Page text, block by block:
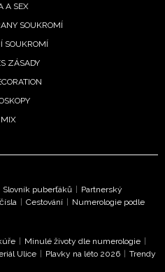
s
seZásadami
Extra s.r.o. bude s
A SEX
SOUKROMÍ
SOUKROMÍ
ZÁSADY
MIX
Slovník puberťáků | Partnerský
| Cestování | Numerologie podle
| Minulé životy dle numerologie |
Ulice | Plavky na léto 2026 | Trendy